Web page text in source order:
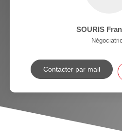
SOURIS
Contacter par mail